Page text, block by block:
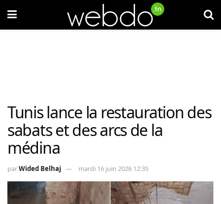
Tunis lance la restauration des
sabats et des arcs de la
médina
parWided Belhaj mardi 16 juin 2026 12:35